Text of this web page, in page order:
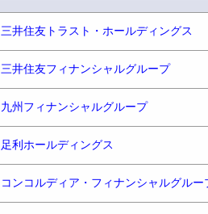
三井住友トラスト・ホールディングス
三井住友フィナンシャルグループ
九州フィナンシャルグループ
足利ホールディングス
コンコルディア・フィナンシャルグルー